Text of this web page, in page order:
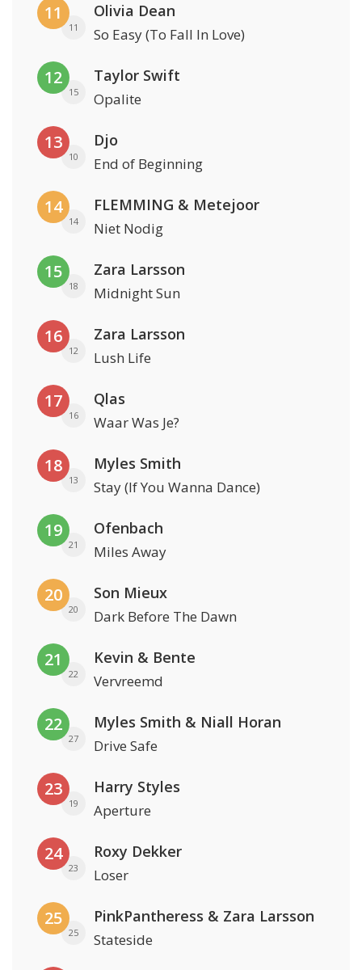
11
11
Olivia Dean
So Easy (To Fall In Love)
12
15
Taylor Swift
Opalite
13
10
Djo
End of Beginning
14
14
FLEMMING & Metejoor
Niet Nodig
15
18
Zara Larsson
Midnight Sun
16
12
Zara Larsson
Lush Life
17
16
Qlas
Waar Was Je?
18
13
Myles Smith
Stay (If You Wanna Dance)
19
21
Ofenbach
Miles Away
20
20
Son Mieux
Dark Before The Dawn
21
22
Kevin & Bente
Vervreemd
22
27
Myles Smith & Niall Horan
Drive Safe
23
19
Harry Styles
Aperture
24
23
Roxy Dekker
Loser
25
25
PinkPantheress & Zara Larsson
Stateside